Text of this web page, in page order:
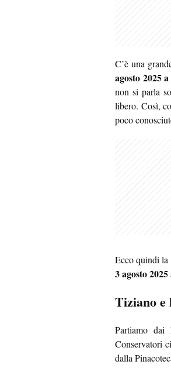
C’è una
agosto 2025
non si parla
libero. Così,
poco
Ecco quindi la
3 agosto
Tiziano e
Partiamo
Conservatori
dalla